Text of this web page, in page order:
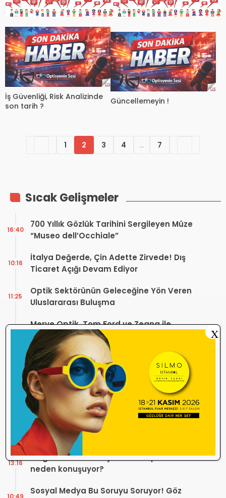
İş Güvenliği, Risk Analizinde
son tarih ?
Güncellemeyin !
1 2 3 4 … 7
Sıcak Gelişmeler
700 Yıllık Gözlük Tarihini Sergileyen Müze
“Museo dell’Occhiale”
16:40
İtalya Değerde, Çin Adette Zirvede! Dış
Ticaret Açığı Devam Ediyor
10:16
Optik Sektörünün Geleceğine Yön Veren
Uluslararası Buluşma
11:25
Merve Optik, Tom Ford ve Zegna ile
Alaçatı’da Yaz Sezonuna Şık Bir Başlangıç ​​
Yaptı
18:12
Optik Mağazalarındaki Hizmet Kalitesi
Mercek Altında! Görüşünüz Sektörün
Geleceğini Şekillendirebilir
Yönetmelik Tartışmalarına TOGB’dan
Açıklama! Yeni Hüküm Yok, Teknik
Düzenleme Var
Danıştay’dan TOGB’ye İki Kritik Karar!
Atilla Karip’in Açtığı Davalarda Yürütmeyi
Durdurma Kararı
Bir günde 150 bin kişi okudu! Optik sektörü
neden konuşuyor?
13:16
Sosyal Medya Bu Soruyu Soruyor! Göz
10:49
X